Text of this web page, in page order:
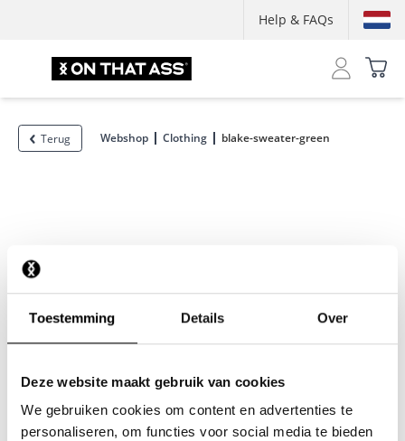
Toestemming Details Over
Deze website maakt gebruik van cookies
We gebruiken cookies om content en advertenties te
personaliseren, om functies voor social media te bieden
Help & FAQs
Terug Webshop Clothing blake-sweater-green